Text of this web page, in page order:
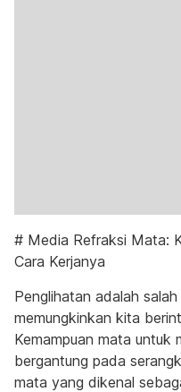
# Media Refraksi Mata:
Cara Kerjanya
Penglihatan adalah
memungkinkan kita
Kemampuan mata untuk
bergantung pada
mata yang dikenal